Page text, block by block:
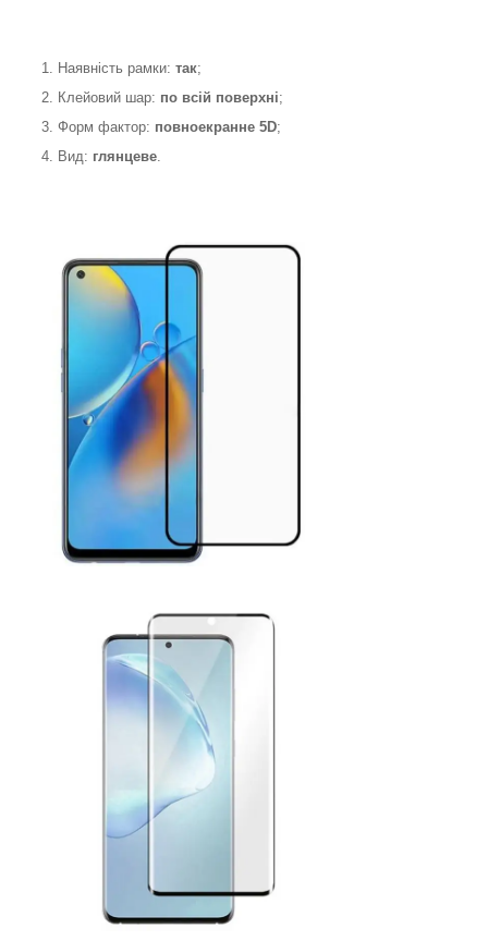
1. Наявність рамки: так;
2. Клейовий шар: по всій поверхні;
3. Форм фактор: повноекранне 5D;
4. Вид: глянцеве.